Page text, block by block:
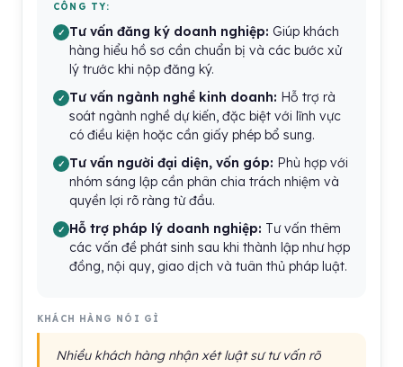
CÔNG TY:
Tư vấn đăng ký doanh nghiệp: Giúp khách
hàng hiểu hồ sơ cần chuẩn bị và các bước xử
lý trước khi nộp đăng ký.
Tư vấn ngành nghề kinh doanh: Hỗ trợ rà
soát ngành nghề dự kiến, đặc biệt với lĩnh vực
có điều kiện hoặc cần giấy phép bổ sung.
Tư vấn người đại diện, vốn góp: Phù hợp với
nhóm sáng lập cần phân chia trách nhiệm và
quyền lợi rõ ràng từ đầu.
Hỗ trợ pháp lý doanh nghiệp: Tư vấn thêm
các vấn đề phát sinh sau khi thành lập như hợp
đồng, nội quy, giao dịch và tuân thủ pháp luật.
KHÁCH HÀNG NÓI GÌ
Nhiều khách hàng nhận xét luật sư tư vấn rõ